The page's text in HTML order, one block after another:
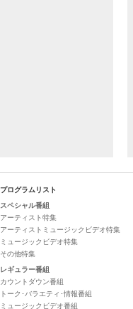
プログラムリスト
スペシャル番組
アーティスト特集
アーティストミュージックビデオ特集
ミュージックビデオ特集
その他特集
レギュラー番組
カウントダウン番組
トーク･バラエティ･情報番組
ミュージックビデオ番組